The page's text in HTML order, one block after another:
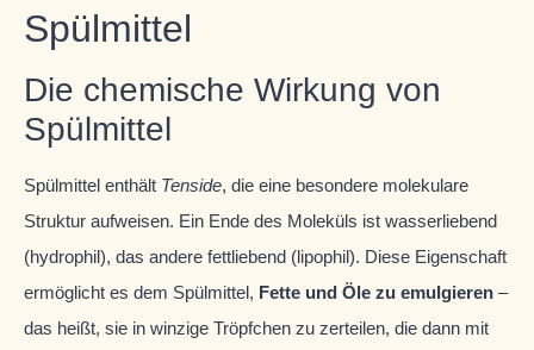
Spülmittel
Die chemische Wirkung von
Spülmittel
Spülmittel enthält Tenside, die eine besondere molekulare
Struktur aufweisen. Ein Ende des Moleküls ist wasserliebend
(hydrophil), das andere fettliebend (lipophil). Diese Eigenschaft
ermöglicht es dem Spülmittel, Fette und Öle zu emulgieren –
das heißt, sie in winzige Tröpfchen zu zerteilen, die dann mit